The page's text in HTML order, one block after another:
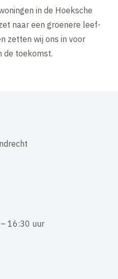
in de Hoeksche
naar een groenere leef-
zetten wij ons in voor
de toekomst.
16:30 uur